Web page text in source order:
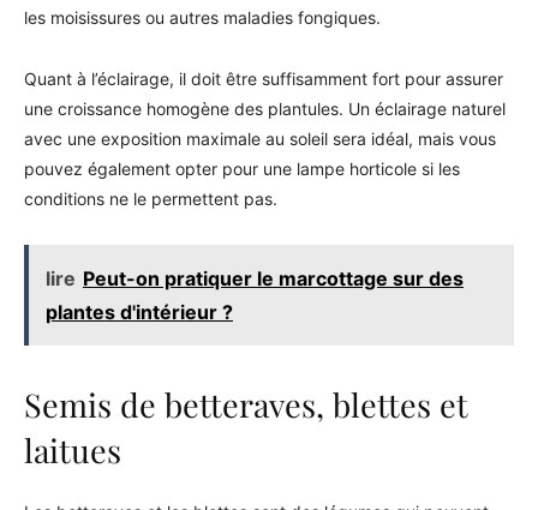
les moisissures ou autres maladies fongiques.
Quant à l’éclairage, il doit être suffisamment fort pour assurer
une croissance homogène des plantules. Un éclairage naturel
avec une exposition maximale au soleil sera idéal, mais vous
pouvez également opter pour une lampe horticole si les
conditions ne le permettent pas.
lire Peut-on pratiquer le marcottage sur des
plantes d'intérieur ?
Semis de betteraves, blettes et
laitues